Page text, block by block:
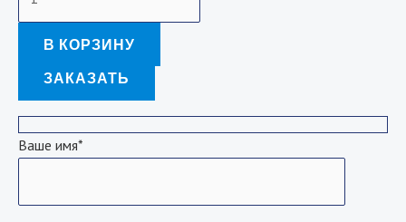
В КОРЗИНУ
ЗАКАЗАТЬ
Ваше имя*